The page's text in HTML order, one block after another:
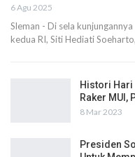
6 Agu 2025
Sleman - Di sela
kedua RI, Siti Hediati
Histori Hari
Raker MUI,
8 Mar 2023
Presiden